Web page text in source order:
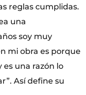
reglas cumplidas.
una
soy muy
mi obra es porque
una razón lo
Así define su